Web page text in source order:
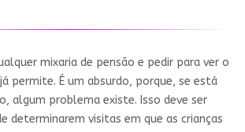
mixaria de pensão e pedir para ver o
permite. É um absurdo, porque, se está
algum problema existe. Isso deve ser
determinarem visitas em que as crianças